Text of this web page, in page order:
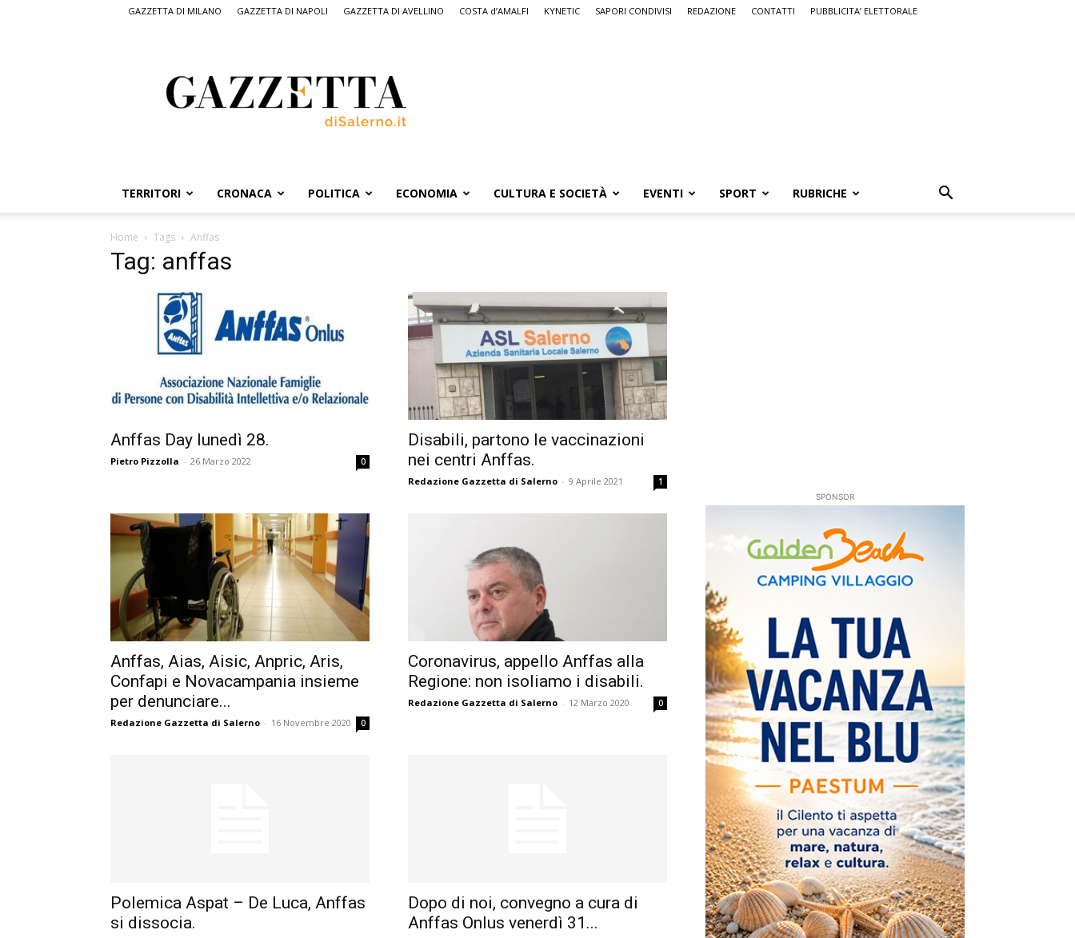
GAZZETTA DI MILANO GAZZETTA DI NAPOLI GAZZETTA DI AVELLINO COSTA d’AMALFI KYNETIC SAPORI CONDIVISI REDAZIONE CONTATTI PUBBLICITA’ ELETTORALE
Salerno,
il
quotidiano
Salerno
TERRITORI CRONACA POLITICA ECONOMIA CULTURA E SOCIETÀ EVENTI SPORT RUBRICHE
Home Tags Anffas
Tag: anffas
Anffas Day lunedì 28.
Pietro Pizzolla - 26 Marzo 2022 0
Disabili, partono le vaccinazioni
nei centri Anffas.
Redazione Gazzetta di Salerno - 9 Aprile 2021 1
Anffas, Aias, Aisic, Anpric, Aris,
Confapi e Novacampania insieme
per denunciare...
Redazione Gazzetta di Salerno - 16 Novembre 2020 0
Coronavirus, appello Anffas alla
Regione: non isoliamo i disabili.
Redazione Gazzetta di Salerno - 12 Marzo 2020 0
Polemica Aspat – De Luca, Anffas
si dissocia.
Dopo di noi, convegno a cura di
Anffas Onlus venerdì 31...
SPONSOR